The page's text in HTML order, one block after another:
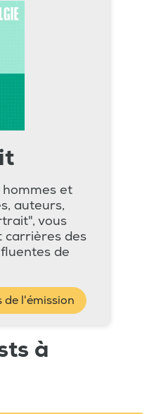
et
auteurs,
vous
carrières des
de
de l'émission
à